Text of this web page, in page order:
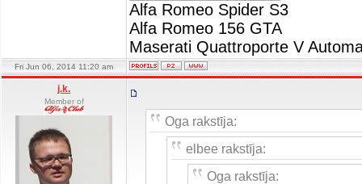
Alfa Romeo Spider S3
Alfa Romeo 156 GTA
Maserati Quattroporte V
Fri Jun 06, 2014 11:20 am
j.k.
Member of
Oga rakstīja:
elbee rakstīja:
Oga rakstīja: